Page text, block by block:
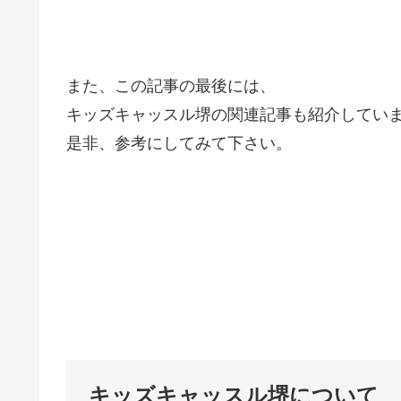
また、この記事の最後には、
キッズキャッスル堺の関連記事も紹介してい
是非、参考にしてみて下さい。
キッズキャッスル堺について